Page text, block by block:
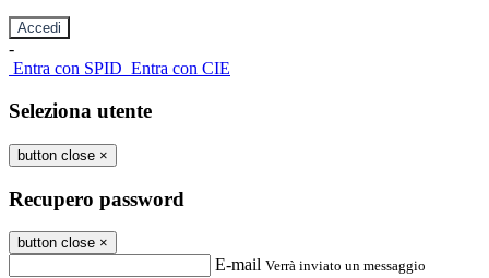
-
Entra con SPID Entra con CIE
Seleziona utente
button close ×
Recupero password
button close ×
E-mail Verrà inviato un messaggio